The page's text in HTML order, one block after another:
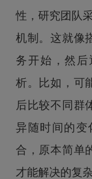
性，研究团队
机制。这就像
务开始，然
析。比如，可
后比较不同群
异随时间的变
合，原本简单
才能解决的复